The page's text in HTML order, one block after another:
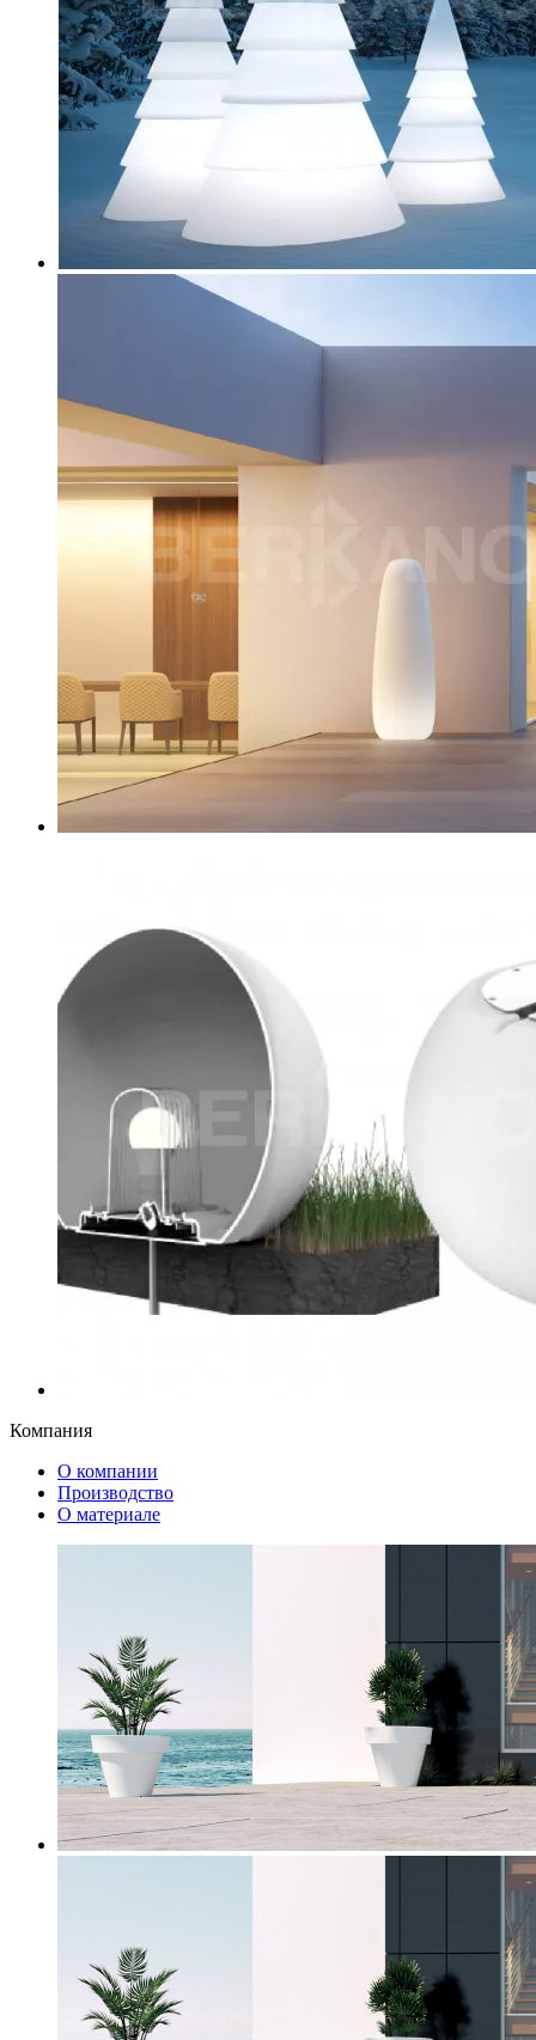
Компания
О компании
Производство
О материале